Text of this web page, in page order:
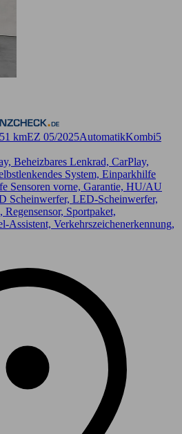
kmEZ 05/2025AutomatikKombi5
Beheizbares Lenkrad, CarPlay,
System, Einparkhilfe
Sensoren vorne, Garantie, HU/AU
Scheinwerfer, LED-Scheinwerfer,
Sportpaket,
Assistent, Verkehrszeichenerkennung,